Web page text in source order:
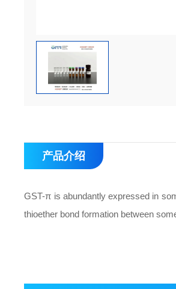
产品介绍
GST-π is abundantly expressed in
thioether bond formation between